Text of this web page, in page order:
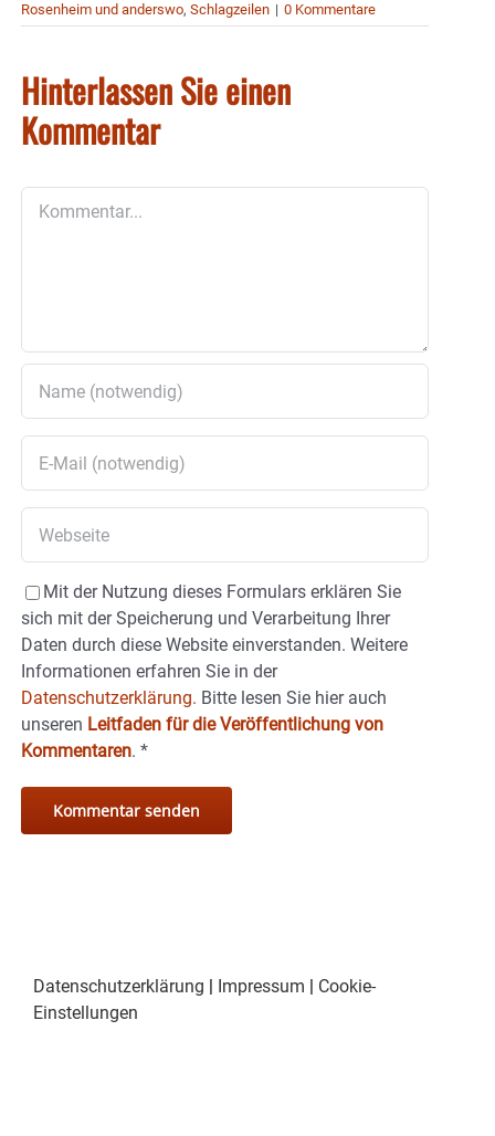
Rosenheim und anderswo, Schlagzeilen | 0 Kommentare
Hinterlassen Sie einen
Kommentar
Mit der Nutzung dieses Formulars erklären Sie
sich mit der Speicherung und Verarbeitung Ihrer
Daten durch diese Website einverstanden. Weitere
Informationen erfahren Sie in der
Datenschutzerklärung. Bitte lesen Sie hier auch
unseren Leitfaden für die Veröffentlichung von
Kommentaren. *
Datenschutzerklärung | Impressum | Cookie-
Einstellungen